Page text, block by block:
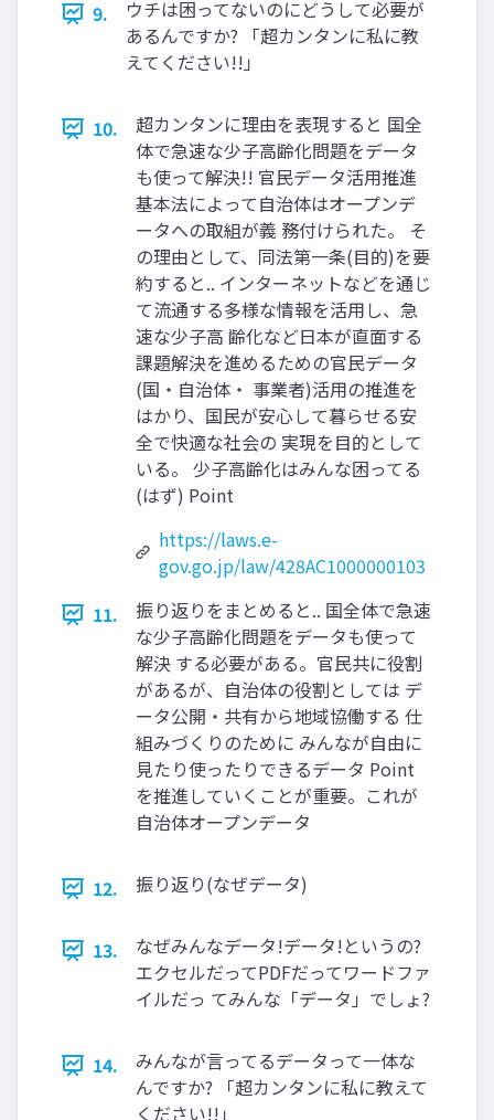
9.
ウチは困ってないのにどうして必要が
あるんですか? 「超カンタンに私に教
えてください!!」
10.
超カンタンに理由を表現すると 国全
体で急速な少子高齢化問題をデータ
も使って解決!! 官民データ活用推進
基本法によって自治体はオープンデ
ータへの取組が義 務付けられた。 そ
の理由として、同法第一条(目的)を要
約すると.. インターネットなどを通じ
て流通する多様な情報を活用し、急
速な少子高 齢化など日本が直面する
課題解決を進めるための官民データ
(国・自治体・ 事業者)活用の推進を
はかり、国民が安心して暮らせる安
全で快適な社会の 実現を目的として
いる。 少子高齢化はみんな困ってる
(はず) Point
https://laws.e-
gov.go.jp/law/428AC1000000103
11.
振り返りをまとめると.. 国全体で急速
な少子高齢化問題をデータも使って
解決 する必要がある。官民共に役割
があるが、自治体の役割としては デ
ータ公開・共有から地域協働する 仕
組みづくりのために みんなが自由に
見たり使ったりできるデータ Point
を推進していくことが重要。これが
自治体オープンデータ
12. 振り返り(なぜデータ)
13.
なぜみんなデータ!データ!というの?
エクセルだってPDFだってワードファ
イルだっ てみんな「データ」でしょ?
14.
みんなが言ってるデータって一体な
んですか? 「超カンタンに私に教えて
ください!!」